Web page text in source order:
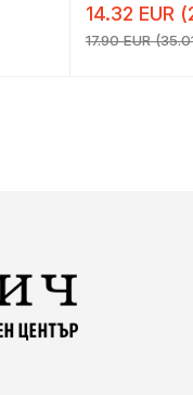
14.32 EUR
17.90 EUR